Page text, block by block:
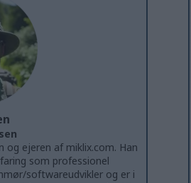
og ejeren af miklix.com. Han
som professionel
softwareudvikler og er i